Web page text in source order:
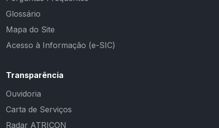
Glossário
Mapa do Site
Acesso à Informação (e-SIC)
Transparência
Ouvidoria
Carta de Serviços
Radar ATRICON